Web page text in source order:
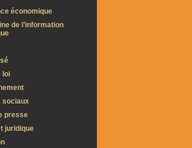
économique
de l’information
loi
sociaux
presse
juridique